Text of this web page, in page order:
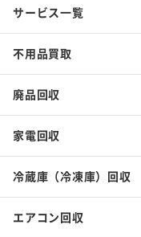
サービス一覧
不用品買取
廃品回収
家電回収
冷蔵庫（冷凍庫）回収
エアコン回収